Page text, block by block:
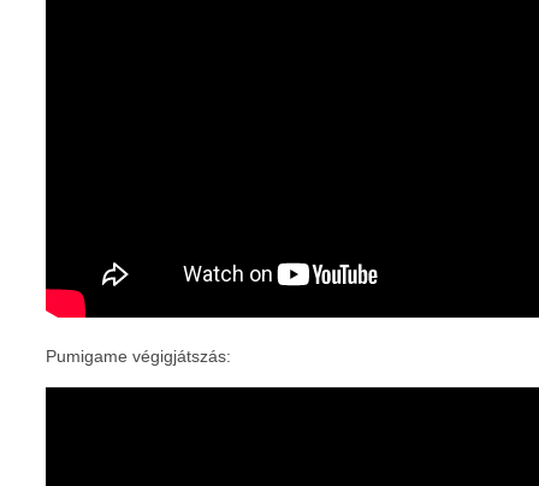
Pumigame végigjátszás: